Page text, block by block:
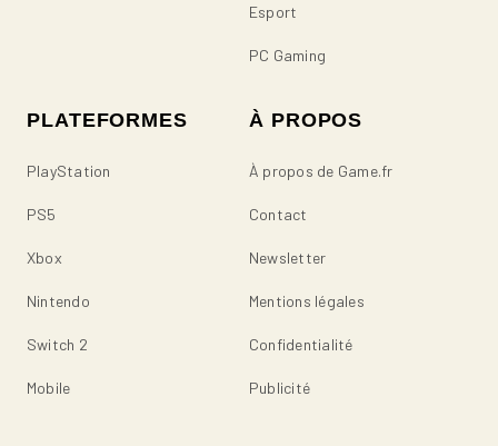
Esport
PC Gaming
PLATEFORMES
PlayStation
PS5
Xbox
Nintendo
Switch 2
Mobile
À PROPOS
À propos de Game.fr
Contact
Newsletter
Mentions légales
Confidentialité
Publicité